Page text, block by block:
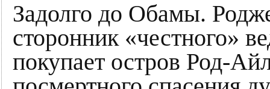
Задолго до Обамы.
сторонник «честного»
покупает остров Род-